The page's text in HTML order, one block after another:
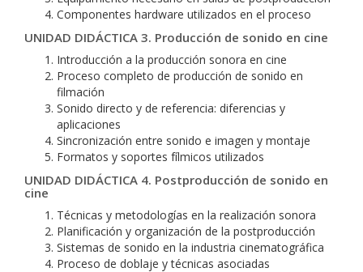
Componentes hardware utilizados en el proceso
UNIDAD DIDÁCTICA 3. Producción de sonido en cine
Introducción a la producción sonora en cine
Proceso completo de producción de sonido en
filmación
Sonido directo y de referencia: diferencias y
aplicaciones
Sincronización entre sonido e imagen y montaje
Formatos y soportes fílmicos utilizados
UNIDAD DIDÁCTICA 4. Postproducción de sonido en
cine
Técnicas y metodologías en la realización sonora
Planificación y organización de la postproducción
Sistemas de sonido en la industria cinematográfica
Proceso de doblaje y técnicas asociadas